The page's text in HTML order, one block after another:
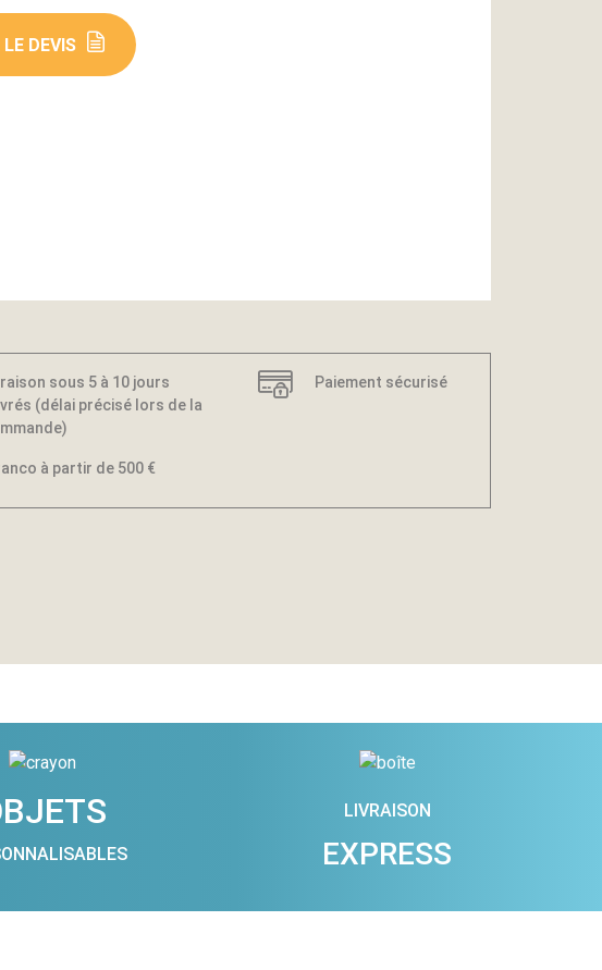
LE DEVIS
sous 5 à 10 jours
(délai précisé lors de la
Paiement sécurisé
à partir de 500 €
LIVRAISON
EXPRESS